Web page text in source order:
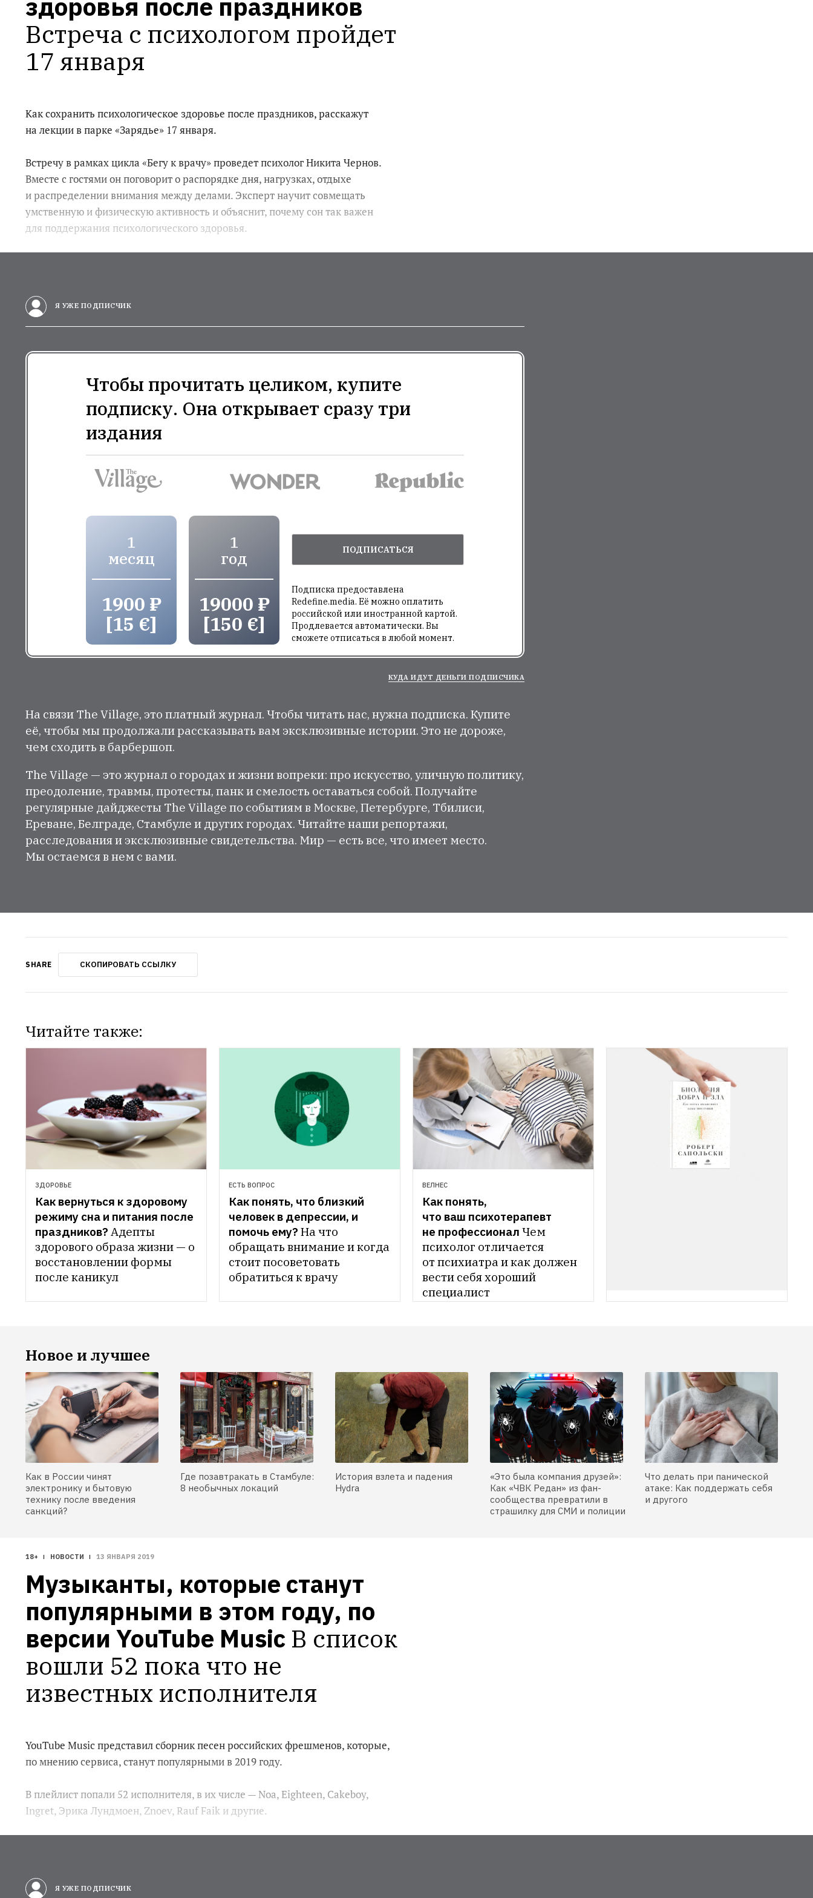
здоровья после праздников
Встреча с психологом пройдет
17 января
Как сохранить психологическое здоровье после праздников, расскажут
на лекции в парке «Зарядье» 17 января.
Встречу в рамках цикла «Бегу к врачу» проведет психолог Никита Чернов.
Вместе с гостями он поговорит о распорядке дня, нагрузках, отдыхе
и распределении внимания между делами. Эксперт научит совмещать
умственную и физическую активность и объяснит, почему сон так важен
для поддержания психологического здоровья.
Я УЖЕ ПОДПИСЧИК
Чтобы прочитать целиком, купите
подписку. Она открывает сразу три
издания
1
месяц
1900 ₽
[15 €]
1
год
19000 ₽
[150 €]
ПОДПИСАТЬСЯ
Подписка предоставлена
Redefine.media. Её можно оплатить
российской или иностранной картой.
Продлевается автоматически. Вы
сможете отписаться в любой момент.
КУДА ИДУТ ДЕНЬГИ ПОДПИСЧИКА
На связи The Village, это платный журнал. Чтобы читать нас, нужна подписка. Купите
её, чтобы мы продолжали рассказывать вам эксклюзивные истории. Это не дороже,
чем сходить в барбершоп.
The Village — это журнал о городах и жизни вопреки: про искусство, уличную политику,
преодоление, травмы, протесты, панк и смелость оставаться собой. Получайте
регулярные дайджесты The Village по событиям в Москве, Петербурге, Тбилиси,
Ереване, Белграде, Стамбуле и других городах. Читайте наши репортажи,
расследования и эксклюзивные свидетельства. Мир — есть все, что имеет место.
Мы остаемся в нем с вами.
SHARE СКОПИРОВАТЬ ССЫЛКУ
Читайте также:
ЗДОРОВЬЕ
Как вернуться к здоровому
режиму сна и питания после
праздников? Адепты
здорового образа жизни — о
восстановлении формы
после каникул
ЕСТЬ ВОПРОС
Как понять, что близкий
человек в депрессии, и
помочь ему? На что
обращать внимание и когда
стоит посоветовать
обратиться к врачу
ВЕЛНЕС
Как понять,
что ваш психотерапевт
не профессионал Чем
психолог отличается
от психиатра и как должен
вести себя хороший
специалист
одна булочка
Новое и лучшее
Как в России чинят
электронику и бытовую
технику после введения
санкций?
Где позавтракать в Стамбуле:
8 необычных локаций
История взлета и падения
Hydra
«Это была компания друзей»:
Как «ЧВК Редан» из фан-
сообщества превратили в
страшилку для СМИ и полиции
Что делать при панической
атаке: Как поддержать себя
и другого
18+ НОВОСТИ 13 ЯНВАРЯ 2019
Музыканты, которые станут
популярными в этом году, по
версии YouTube Music В список
вошли 52 пока что не
известных исполнителя
YouTube Music представил сборник песен российских фрешменов, которые,
по мнению сервиса, станут популярными в 2019 году.
В плейлист попали 52 исполнителя, в их числе — Noa, Eighteen, Cakeboy,
Ingret, Эрика Лундмоен, Znoev, Rauf Faik и другие.
Я УЖЕ ПОДПИСЧИК